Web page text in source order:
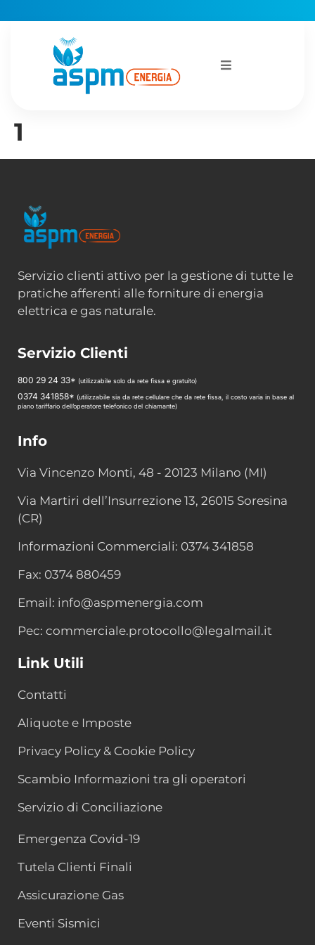
1
Servizio clienti attivo per la gestione di tutte le
pratiche afferenti alle forniture di energia
elettrica e gas naturale.
Servizio Clienti
800 29 24 33* (utilizzabile solo da rete fissa e gratuito)
0374 341858* (utilizzabile sia da rete cellulare che da rete fissa, il costo varia in base al
piano tariffario dell’operatore telefonico del chiamante)
Info
Via Vincenzo Monti, 48 - 20123 Milano (MI)
Via Martiri dell’Insurrezione 13, 26015 Soresina
(CR)
Informazioni Commerciali: 0374 341858
Fax: 0374 880459
Email: info@aspmenergia.com
Pec: commerciale.protocollo@legalmail.it
Link Utili
Contatti
Aliquote e Imposte
Privacy Policy & Cookie Policy
Scambio Informazioni tra gli operatori
Servizio di Conciliazione
Emergenza Covid-19
Tutela Clienti Finali
Assicurazione Gas
Eventi Sismici